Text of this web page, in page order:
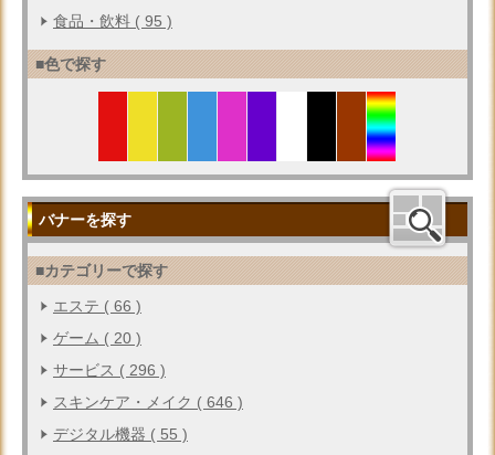
食品・飲料 ( 95 )
■色で探す
バナーを探す
■カテゴリーで探す
エステ ( 66 )
ゲーム ( 20 )
サービス ( 296 )
スキンケア・メイク ( 646 )
デジタル機器 ( 55 )